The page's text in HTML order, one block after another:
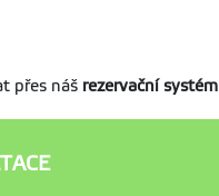
přes náš rezervační systém